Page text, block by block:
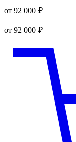
от 92 000 ₽
от 92 000 ₽